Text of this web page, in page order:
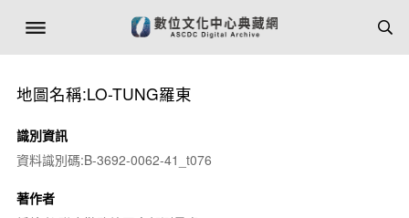
地圖名稱:LO-TUNG羅東
識別資訊
資料識別碼:B-3692-0062-41_t076
著作者